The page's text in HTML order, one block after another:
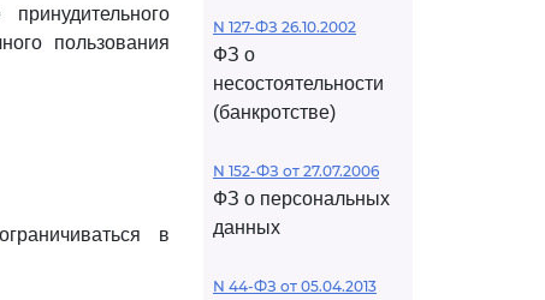
пользования
в
N 127-ФЗ 26.10.2002
ФЗ о
несостоятельности
(банкротстве)
N 152-ФЗ от 27.07.2006
ФЗ о персональных
данных
N 44-ФЗ от 05.04.2013